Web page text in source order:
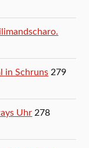
in Schruns 279
Uhr 278